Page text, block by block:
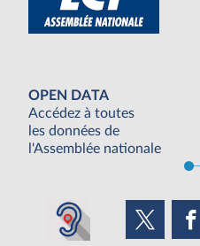
OPEN DATA
Accédez à toutes
les données de
l'Assemblée nationale